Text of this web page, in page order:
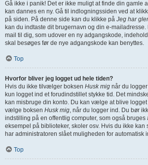
Gå ikke i panik! Det er ikke muligt at finde din gamle
kan dannes en ny. Gå til indlogningssiden ved at
på siden. På denne side kan du klikke på Jeg har
kan du indtaste dit brugernavn og din e-
mail til dig, som udover en ny adgangskode,
skal besøges før de nye adgangskode kan benyttes.
Top
Hvorfor bliver jeg logget ud hele tiden?
Hvis du ikke tilvælger boksen Husk mig når du
kun logget ind et forudindstillet stykke tid. Det
kan misbruge din konto. Du kan vælge at blive
vælge boksen Husk mig , når du logger ind. Du bør
indstilling på en offentlig computer, som også bruges
eksempel på biblioteker, skoler osv. Hvis du ikke kan
har administratoren slået muligheden for automatisk
Top